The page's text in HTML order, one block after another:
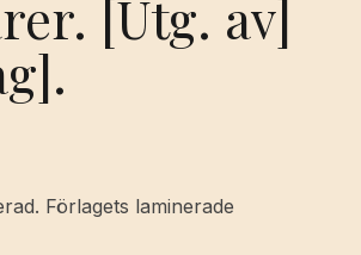
[Utg. av]
Förlagets laminerade